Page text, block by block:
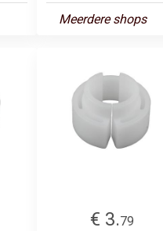
Meerdere shops
€ 3.79